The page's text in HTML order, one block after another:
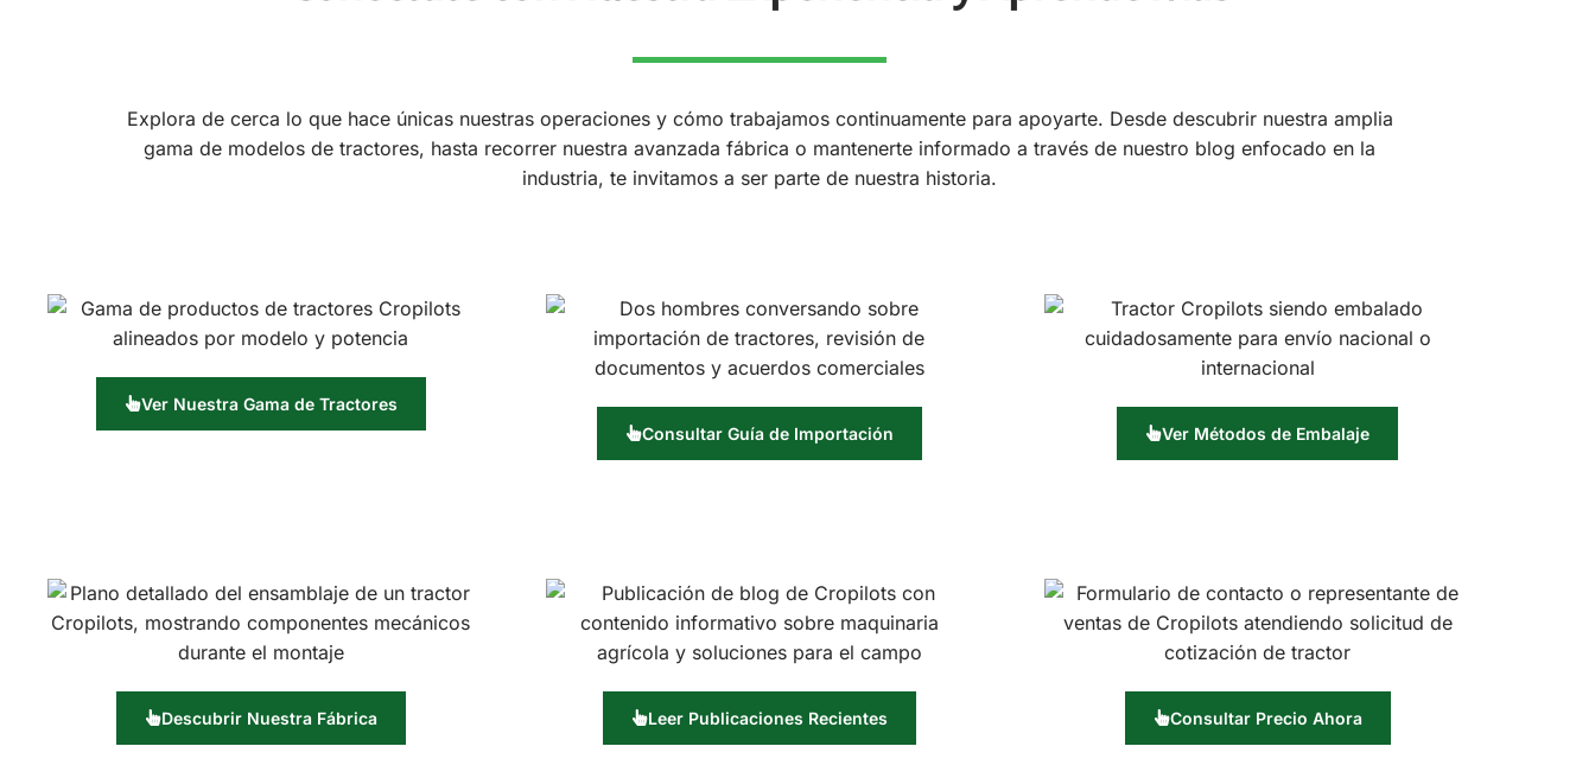
Explora de cerca lo que hace únicas nuestras operaciones y cómo trabajamos continuamente para apoyarte. Desde descubrir nuestra amplia
gama de modelos de tractores, hasta recorrer nuestra avanzada fábrica o mantenerte informado a través de nuestro blog enfocado en la
industria, te invitamos a ser parte de nuestra historia.
Ver Nuestra Gama de Tractores
Consultar Guía de Importación
Ver Métodos de Embalaje
Descubrir Nuestra Fábrica Leer Publicaciones Recientes Consultar Precio Ahora